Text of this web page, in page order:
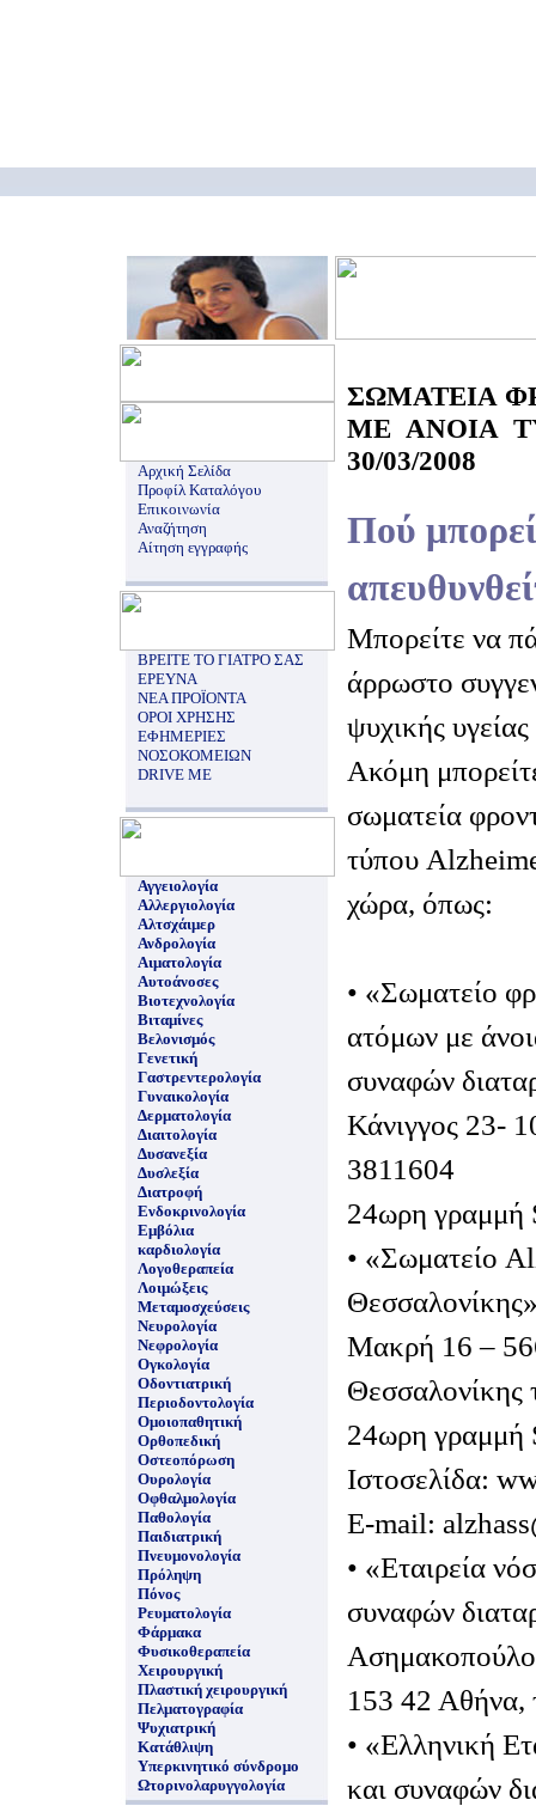
Αρχική Σελίδα
Προφίλ Καταλόγου
Επικοινωνία
Αναζήτηση
Αίτηση εγγραφής
ΒΡΕΙΤΕ ΤΟ ΓΙΑΤΡΟ ΣΑΣ
ΕΡΕΥΝΑ
ΝΕΑ ΠΡΟΪΟΝΤΑ
ΟΡΟΙ ΧΡΗΣΗΣ
ΕΦΗΜΕΡΙΕΣ
ΝΟΣΟΚΟΜΕΙΩΝ
DRIVE ME
Αγγειολογία
Αλλεργιολογία
Αλτσχάιμερ
Ανδρολογία
Αιματολογία
Αυτοάνοσες
Βιοτεχνολογία
Βιταμίνες
Βελονισμός
Γενετική
Γαστρεντερολογία
Γυναικολογία
Δερματολογία
Διαιτολογία
Δυσανεξία
Δυσλεξία
Διατροφή
Ενδοκρινολογία
Εμβόλια
καρδιολογία
Λογοθεραπεία
Λοιμώξεις
Μεταμοσχεύσεις
Νευρολογία
Νεφρολογία
Ογκολογία
Οδοντιατρική
Περιοδοντολογία
Ομοιοπαθητική
Ορθοπεδική
Οστεοπόρωση
Ουρολογία
Οφθαλμολογία
Παθολογία
Παιδιατρική
Πνευμονολογία
Πρόληψη
Πόνος
Ρευματολογία
Φάρμακα
Φυσικοθεραπεία
Χειρουργική
Πλαστική χειρουργική
Πελματογραφία
Ψυχιατρική
Κατάθλιψη
Υπερκινητικό σύνδρομο
Ωτορινολαρυγγολογία
ΣΩΜΑΤΕΙΑ
ΜΕ ΑΝΟΙΑ
30/03/2008
Πού
Μπορείτε να
άρρωστο
ψυχικής
Ακόμη
σωματεία
τύπου
χώρα, όπως:
• «Σωματείο
ατόμων με
συναφών
Κάνιγγος 23-
3811604
24ωρη γραμμή
• «Σωματείο
Μακρή 16 –
24ωρη γραμμή
Ιστοσελίδα:
E-mail:
• «Εταιρεία
συναφών
153 42 Αθήνα,
• «Ελληνική
και συναφών